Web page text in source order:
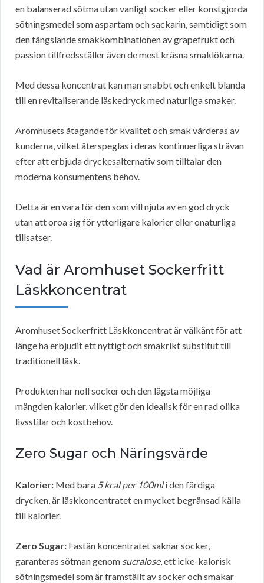
en balanserad sötma utan vanligt socker eller konstgjorda
sötningsmedel som aspartam och sackarin, samtidigt som
den fängslande smakkombinationen av grapefrukt och
passion tillfredsställer även de mest kräsna smaklökarna.
Med dessa koncentrat kan man snabbt och enkelt blanda
till en revitaliserande läskedryck med naturliga smaker.
Aromhusets åtagande för kvalitet och smak värderas av
kunderna, vilket återspeglas i deras kontinuerliga strävan
efter att erbjuda dryckesalternativ som tilltalar den
moderna konsumentens behov.
Detta är en vara för den som vill njuta av en god dryck
utan att oroa sig för ytterligare kalorier eller onaturliga
tillsatser.
Vad är Aromhuset Sockerfritt
Läskkoncentrat
Aromhuset Sockerfritt Läskkoncentrat är välkänt för att
länge ha erbjudit ett nyttigt och smakrikt substitut till
traditionell läsk.
Produkten har noll socker och den lägsta möjliga
mängden kalorier, vilket gör den idealisk för en rad olika
livsstilar och kostbehov.
Zero Sugar och Näringsvärde
Kalorier: Med bara 5 kcal per 100mli den färdiga
drycken, är läskkoncentratet en mycket begränsad källa
till kalorier.
Zero Sugar: Fastän koncentratet saknar socker,
garanteras sötman genom sucralose, ett icke-kalorisk
sötningsmedel som är framställt av socker och smakar